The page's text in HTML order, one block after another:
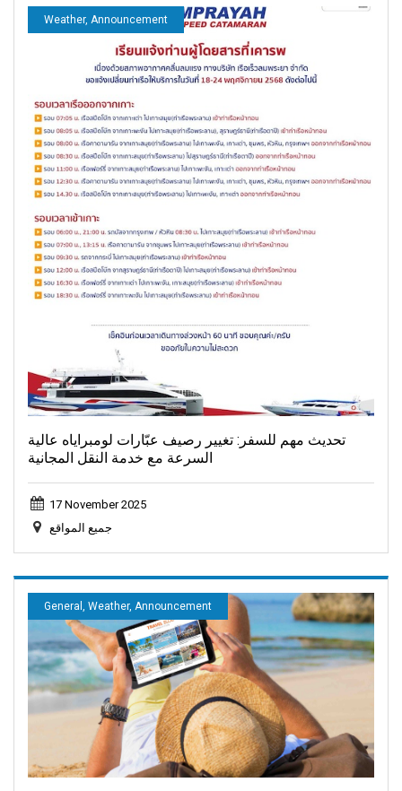
Weather, Announcement
تحديث مهم للسفر: تغيير رصيف عبّارات لومبراياه عالية
السرعة مع خدمة النقل المجانية
17 November 2025
جميع المواقع
General, Weather, Announcement